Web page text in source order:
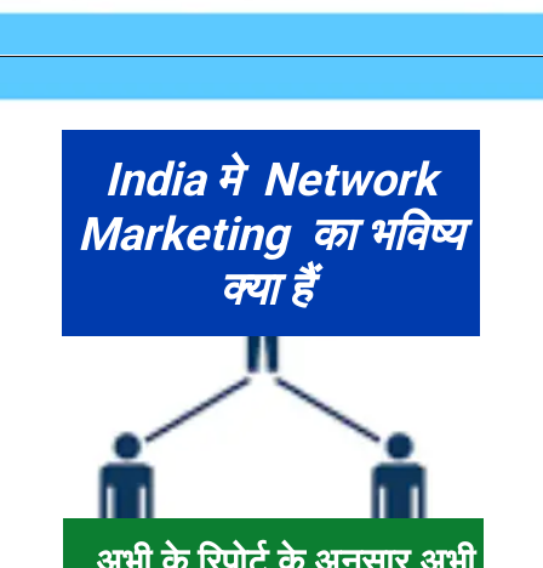
India मे Network
Marketing का भविष्य
क्या हैं